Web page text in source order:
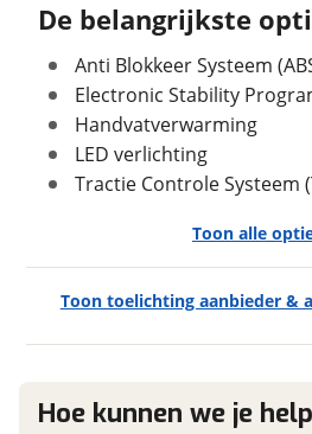
Fabriekskleur
Verbruik en milieu
Brandstof
Geschiedenis
De belangrijkste
Anti Blokkeer Systeem
Electronic Stability
Handvatverwarming
LED verlichting
Tractie Controle Systeem
Toon alle
Exterieur
Koplampen adaptief
LED koplampen
Toon toelichting aanbieder &
BMW F 900 R
HSL Bikes neemt snel contact
Jouw motor
Kenteken
Schatting kilometerstand
Hoe kunnen we je